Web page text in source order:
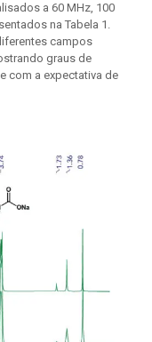
a 60 MHz, 100
na Tabela 1.
campos
graus de
com a expectativa de